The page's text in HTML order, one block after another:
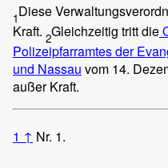
1Diese
Kraft. 2Gleichzeitig tritt die
Polizeipfarramtes der
und Nassau vom 14.
außer Kraft.
1 ↑ Nr. 1.